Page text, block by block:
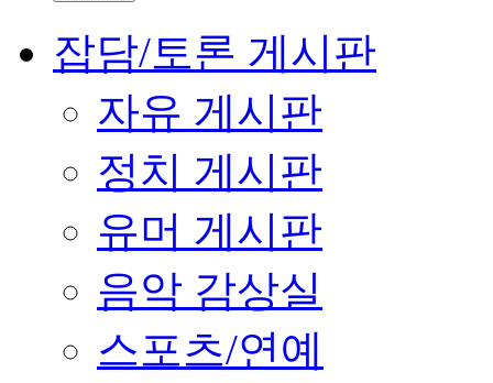
잡담/토론 게시판
자유 게시판
정치 게시판
유머 게시판
음악 감상실
스포츠/연예